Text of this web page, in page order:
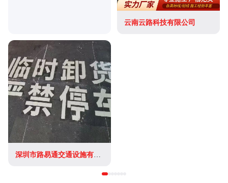
云南云路科技有限公司
深圳市路易通交通设施有限公司